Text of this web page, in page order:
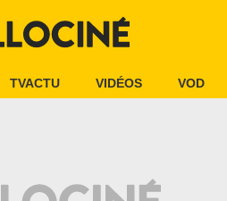
TVACTU VIDÉOS VOD